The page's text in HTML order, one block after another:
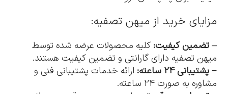
مزایای خرید از میهن تصفیه:
–تضمین کیفیت: کلیه محصولات عرضه شده توسط
میهن تصفیه دارای گارانتی و تضمین کیفیت هستند.
– پشتیبانی 24 ساعته:
ارائه خدمات پشتیبانی فنی و
مشاوره به صورت 24 ساعته.